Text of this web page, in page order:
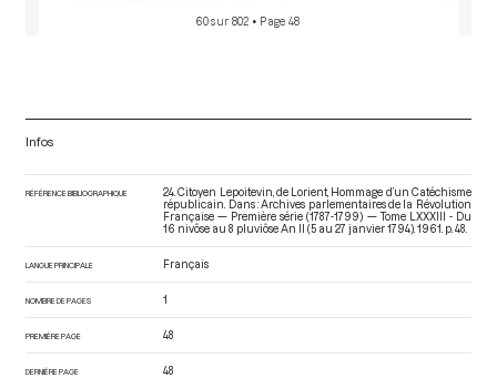
60 sur 802 • Page 48
Infos
RÉFÉRENCE BIBLIOGRAPHIQUE
24. Citoyen Lepoitevin, de Lorient, Hommage d’un Catéchisme
républicain. Dans : Archives parlementaires de la Révolution
Française — Première série (1787-1799) — Tome LXXXIII - Du
16 nivôse au 8 pluviôse An II (5 au 27 janvier 1794) . 1961. p. 48.
LANGUE PRINCIPALE Français
NOMBRE DE PAGES 1
PREMIÈRE PAGE 48
DERNIÈRE PAGE 48